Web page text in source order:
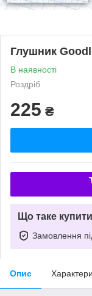
Глушник
В наявності
Роздріб
225 ₴
Що таке
Замовлення
Опис